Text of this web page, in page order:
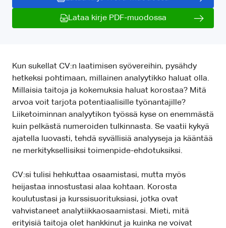
Lataa kirje PDF-muodossa
Kun sukellat CV:n laatimisen syövereihin, pysähdy
hetkeksi pohtimaan, millainen analyytikko haluat olla.
Millaisia taitoja ja kokemuksia haluat korostaa? Mitä
arvoa voit tarjota potentiaalisille työnantajille?
Liiketoiminnan analyytikon työssä kyse on enemmästä
kuin pelkästä numeroiden tulkinnasta. Se vaatii kykyä
ajatella luovasti, tehdä syvällisiä analyyseja ja kääntää
ne merkityksellisiksi toimenpide-ehdotuksiksi.
CV:si tulisi hehkuttaa osaamistasi, mutta myös
heijastaa innostustasi alaa kohtaan. Korosta
koulutustasi ja kurssisuorituksiasi, jotka ovat
vahvistaneet analytiikkaosaamistasi. Mieti, mitä
erityisiä taitoja olet hankkinut ja kuinka ne voivat